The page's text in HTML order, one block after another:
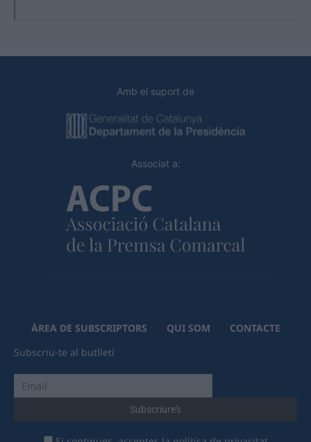
Amb el suport de
Associat a:
ÀREA DE SUBSCRIPTORS QUI SOM
CONTACTE
Subscriu-te al butlletí